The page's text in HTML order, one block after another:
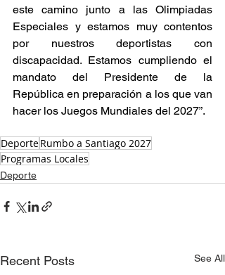
este camino junto a las Olimpiadas
Especiales y estamos muy contentos
por nuestros deportistas con
discapacidad. Estamos cumpliendo el
mandato del Presidente de la
República en preparación a los que van
hacer los Juegos Mundiales del 2027”.
DeporteRumbo a Santiago 2027
Programas Locales
Deporte
Recent Posts See All